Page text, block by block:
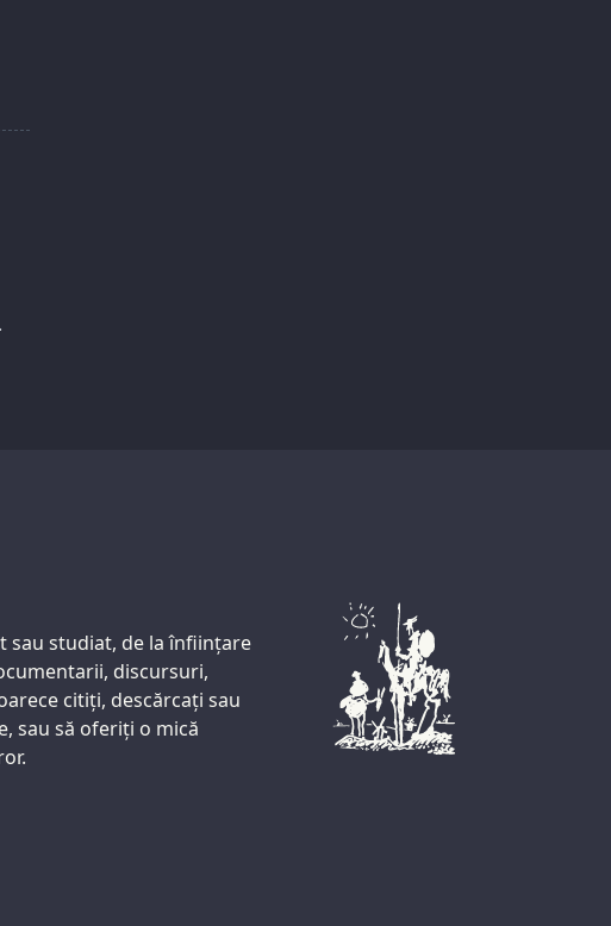
sau studiat, de la înființare
discursuri,
citiți, descărcați sau
sau să oferiți o mică